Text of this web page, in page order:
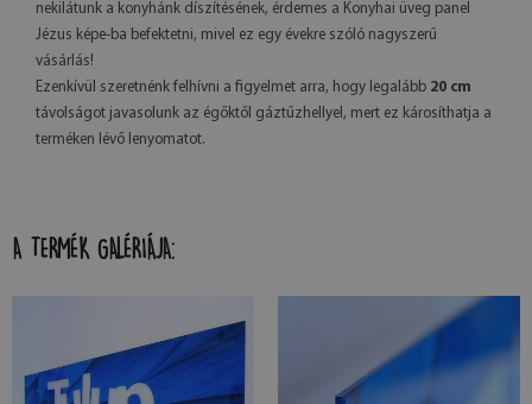
nekilátunk a konyhánk díszítésének, érdemes a Konyhai üveg panel
Jézus képe-ba befektetni, mivel ez egy évekre szóló nagyszerű
vásárlás!
Ezenkívül szeretnénk felhívni a figyelmet arra, hogy legalább 20 cm
távolságot javasolunk az égőktől gáztűzhellyel, mert ez károsíthatja a
terméken lévő lenyomatot.
A TERMÉK GALÉRIÁJA: